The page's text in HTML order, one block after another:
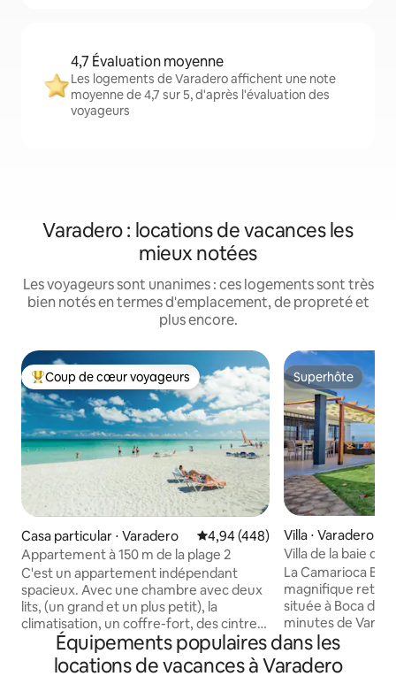
4,7 Évaluation moyenne
Les logements de Varadero affichent une note
moyenne de 4,7 sur 5, d'après l'évaluation des
voyageurs
Varadero : locations de vacances les
mieux notées
Les voyageurs sont unanimes : ces logements sont très
bien notés en termes d'emplacement, de propreté et
plus encore.
Coups de cœur voyageurs les plus appréciés
Coup de cœur voyageurs
Casa particular ⋅ Varadero Évaluation moyenne sur la
4,94 (448)
Appartement à 150 m de la plage 2
C'est un appartement indépendant
spacieux. Avec une chambre avec deux
lits, (un grand et un plus petit), la
climatisation, un coffre-fort, des cintres
pour les vêtements et une télévision.
Une salle de bain avec eau chaude et
froide ; cuisine équipée avec tout pour la
Superhôte
Superhôte
Villa ⋅ Varadero
Villa de la baie de
en bord de mer,
La Camarioca
magnifique
située à Boca de
minutes de
imprenable sur la
de l'océan et du
authentique ville
Équipements populaires dans les
locations de vacances à Varadero